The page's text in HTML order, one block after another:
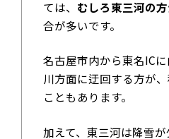
ては、 むしろ東三河の
合が多いです。
名古屋市内から東名IC
川方面に迂回する方が
こともあります。
加えて、東三河は降雪